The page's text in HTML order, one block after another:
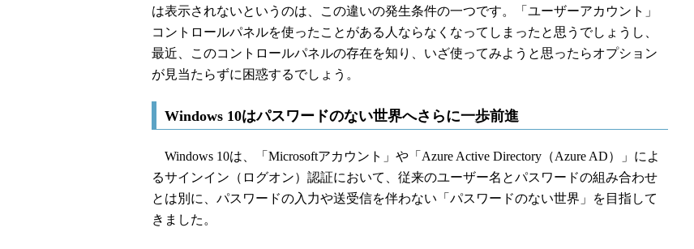
は表示されないというのは、この違いの発生条件の一つです。「ユーザーアカウント」
コントロールパネルを使ったことがある人ならなくなってしまったと思うでしょうし、
最近、このコントロールパネルの存在を知り、いざ使ってみようと思ったらオプション
が見当たらずに困惑するでしょう。
Windows 10はパスワードのない世界へさらに一歩前進
Windows 10は、「Microsoftアカウント」や「Azure Active Directory（Azure AD）」によ
るサインイン（ログオン）認証において、従来のユーザー名とパスワードの組み合わせ
とは別に、パスワードの入力や送受信を伴わない「パスワードのない世界」を目指して
きました。